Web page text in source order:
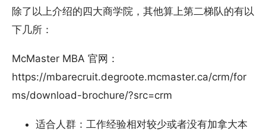
除了以上介绍的四大商学院，其他算上第二梯队的有以
下几所：
McMaster MBA 官网：
https://mbarecruit.degroote.mcmaster.ca/crm/for
ms/download-brochure/?src=crm
适合人群：工作经验相对较少或者没有加拿大本